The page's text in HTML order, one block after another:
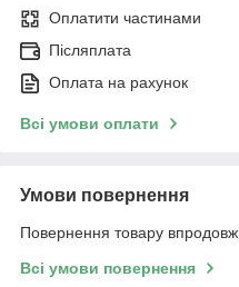
Оплатити частинами
Післяплата
Оплата на рахунок
Всі умови оплати
Умови повернення
Повернення товару
Всі умови повернення